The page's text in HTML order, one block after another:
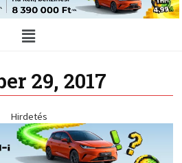
Main
Menu
29, 2017
Hirdetés